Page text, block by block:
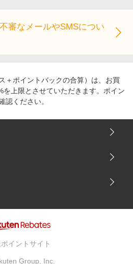
審なメールやSMSについ
＋ポイントバックの合算）は、お買
を上限とさせていただきます。ポイン
認ください。
ト
イントサイト
Group, Inc.